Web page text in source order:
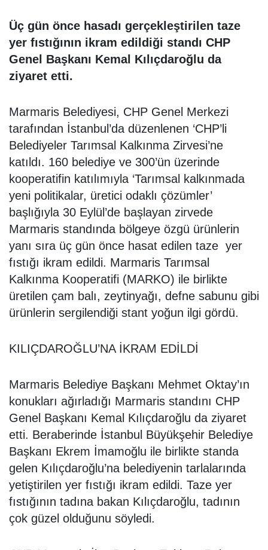
Üç gün önce hasadı gerçekleştirilen taze
yer fıstığının ikram edildiği standı CHP
Genel Başkanı Kemal Kılıçdaroğlu da
ziyaret etti.
Marmaris Belediyesi, CHP Genel Merkezi
tarafından İstanbul’da düzenlenen ‘CHP’li
Belediyeler Tarımsal Kalkınma Zirvesi’ne
katıldı. 160 belediye ve 300’ün üzerinde
kooperatifin katılımıyla ‘Tarımsal kalkınmada
yeni politikalar, üretici odaklı çözümler’
başlığıyla 30 Eylül’de başlayan zirvede
Marmaris standında bölgeye özgü ürünlerin
yanı sıra üç gün önce hasat edilen taze yer
fıstığı ikram edildi. Marmaris Tarımsal
Kalkınma Kooperatifi (MARKO) ile birlikte
üretilen çam balı, zeytinyağı, defne sabunu gibi
ürünlerin sergilendiği stant yoğun ilgi gördü.
KILIÇDAROĞLU’NA İKRAM EDİLDİ
Marmaris Belediye Başkanı Mehmet Oktay’ın
konukları ağırladığı Marmaris standını CHP
Genel Başkanı Kemal Kılıçdaroğlu da ziyaret
etti. Beraberinde İstanbul Büyükşehir Belediye
Başkanı Ekrem İmamoğlu ile birlikte standa
gelen Kılıçdaroğlu’na belediyenin tarlalarında
yetiştirilen yer fıstığı ikram edildi. Taze yer
fıstığının tadına bakan Kılıçdaroğlu, tadının
çok güzel olduğunu söyledi.